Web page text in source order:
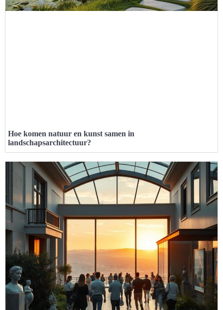
Hoe komen natuur en kunst samen in
landschapsarchitectuur?